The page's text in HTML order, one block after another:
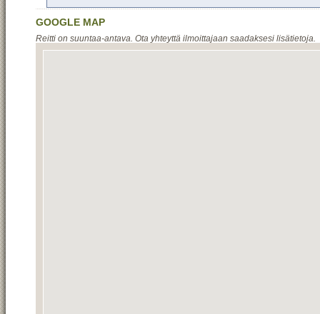
GOOGLE MAP
Reitti on suuntaa-antava. Ota yhteyttä ilmoittajaan saadaksesi lisätietoja.